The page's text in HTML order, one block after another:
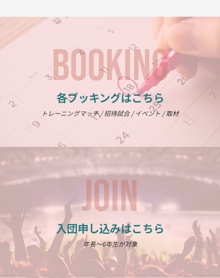
BOOKING
各ブッキングはこちら
トレーニングマッチ / 招待試合 / イベント / 取材
JOIN
入団申し込みはこちら
年長～6年生が対象